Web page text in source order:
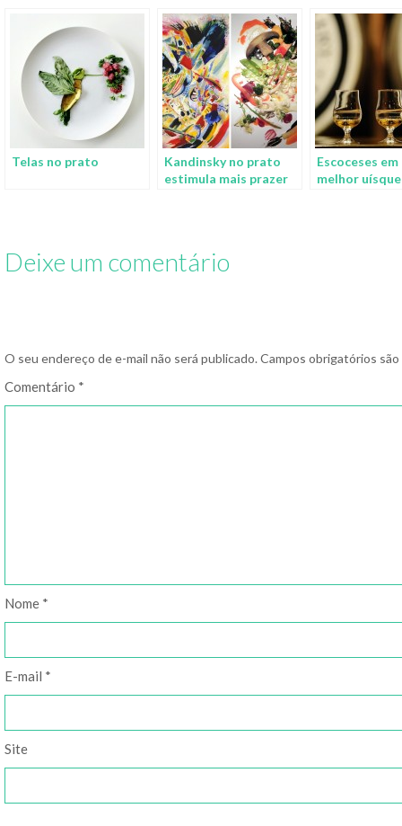
Telas no prato
Kandinsky no prato
estimula mais prazer
Escoceses
melhor
Deixe um comentário
O seu endereço de e-mail não será publicado. Campos obrigatórios
Comentário *
Nome *
E-mail *
Site